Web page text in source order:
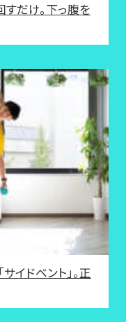
すだけ。下っ腹を
イドベント」。正